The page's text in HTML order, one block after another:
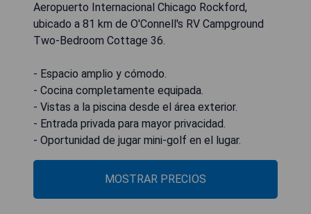
Aeropuerto Internacional Chicago Rockford,
ubicado a 81 km de O'Connell's RV Campground
Two-Bedroom Cottage 36.
- Espacio amplio y cómodo.
- Cocina completamente equipada.
- Vistas a la piscina desde el área exterior.
- Entrada privada para mayor privacidad.
- Oportunidad de jugar mini-golf en el lugar.
MOSTRAR PRECIOS